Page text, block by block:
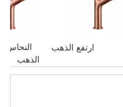
ارتفع الذهب
النحاس
الذهب